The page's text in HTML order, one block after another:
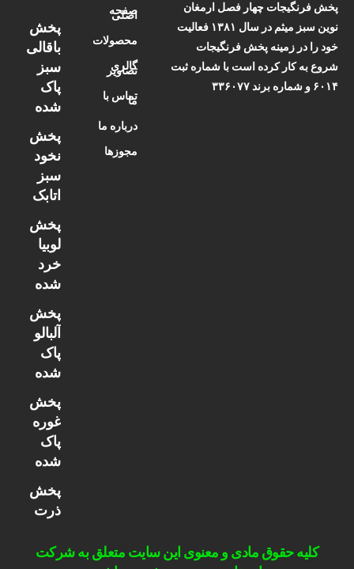
پخش فرنگیجات چهار فصل ارمغان
نوین سبز میثم در سال ۱۳۸۱ فعالیت
خود را در زمینه پخش فرنگیجات
شروع به کار کرده است با شماره ثبت
۶۰۱۴ و شماره برند ۳۳۶۰۷۷
صفحه
اصلی
محصولات
گالری
تصاویر
تماس با
ما
درباره ما
مجوزها
پخش
باقالی
سبز
پاک
شده
پخش
نخود
سبز
اتابک
پخش
لوبیا
خرد
شده
پخش
آلبالو
پاک
شده
پخش
غوره
پاک
شده
پخش
ذرت
کلیه حقوق مادی و معنوی این سایت متعلق به شرکت